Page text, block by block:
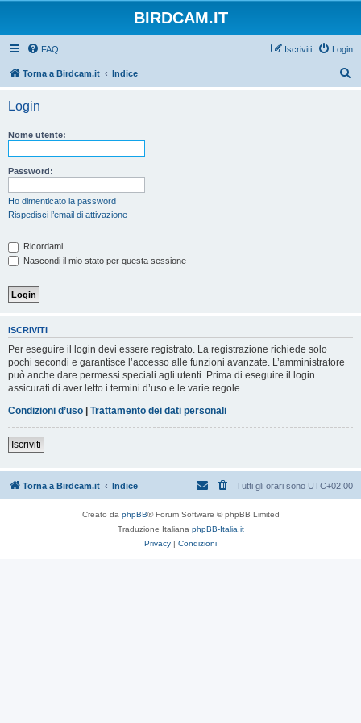
BIRDCAM.IT
FAQ Login
Iscriviti
Torna a Birdcam.it Indice
Login
Nome utente:
Password:
Ho dimenticato la password
Rispedisci l’email di attivazione
Ricordami
Nascondi il mio stato per questa sessione
ISCRIVITI
Per eseguire il login devi essere registrato. La registrazione richiede solo
pochi secondi e garantisce l’accesso alle funzioni avanzate. L’amministratore
può anche dare permessi speciali agli utenti. Prima di eseguire il login
assicurati di aver letto i termini d’uso e le varie regole.
Condizioni d’uso | Trattamento dei dati personali
Iscriviti
Torna a Birdcam.it Indice Tutti gli orari sono UTC+02:00
Creato da phpBB® Forum Software © phpBB Limited
Traduzione Italiana phpBB-Italia.it
Privacy | Condizioni